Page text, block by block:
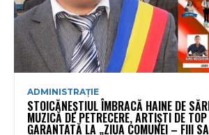
ADMINISTRAȚIE
STOICĂNEȘTIUL ÎMBRACĂ HAINE DE
MUZICĂ DE PETRECERE, ARTIȘTI DE
GARANTATĂ LA „ZIUA COMUNEI – FIII